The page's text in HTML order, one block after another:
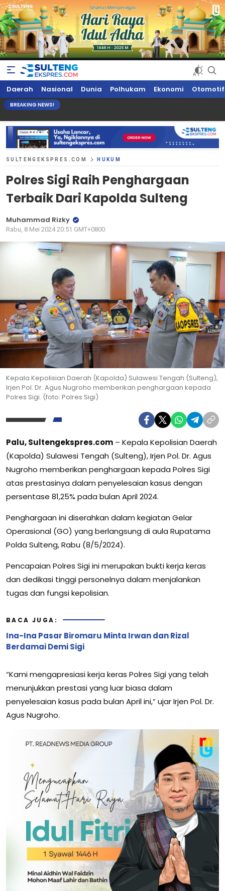
Sultengekspres.com
Berita Seputar Sulteng Hari Ini, Update Terkini, Suaranya Rakyat
Sulteng
Daerah Nasional Dunia Polhukam Ekonomi Otomotif
BREAKING NEWS!
SULTENGEKSPRES.COM HUKUM
Polres Sigi Raih Penghargaan
Terbaik Dari Kapolda Sulteng
Muhammad Rizky
Rabu, 8 Mei 2024 20:51 GMT+0800
Kepala Kepolisian Daerah (Kapolda) Sulawesi Tengah (Sulteng),
Irjen Pol. Dr. Agus Nugroho memberikan penghargaan kepada
Polres Sigi. (foto: Polres Sigi)
Palu, Sultengekspres.com – Kepala Kepolisian Daerah
(Kapolda) Sulawesi Tengah (Sulteng), Irjen Pol. Dr. Agus
Nugroho memberikan penghargaan kepada Polres Sigi
atas prestasinya dalam penyelesaian kasus dengan
persentase 81,25% pada bulan April 2024.
Penghargaan ini diserahkan dalam kegiatan Gelar
Operasional (GO) yang berlangsung di aula Rupatama
Polda Sulteng, Rabu (8/5/2024).
Pencapaian Polres Sigi ini merupakan bukti kerja keras
dan dedikasi tinggi personelnya dalam menjalankan
tugas dan fungsi kepolisian.
BACA JUGA:
Ina-Ina Pasar Biromaru Minta Irwan dan Rizal
Berdamai Demi Sigi
“Kami mengapresiasi kerja keras Polres Sigi yang telah
menunjukkan prestasi yang luar biasa dalam
penyelesaian kasus pada bulan April ini,” ujar Irjen Pol. Dr.
Agus Nugroho.